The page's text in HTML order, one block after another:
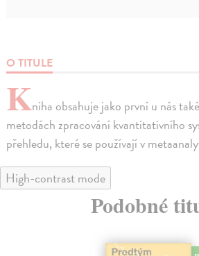
O TITULE
Kniha obsahuje jako první u nás
metodách zpracování kvantitativního
přehledu, které se používají v
High-contrast mode
Podobné